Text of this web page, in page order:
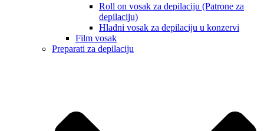
Roll on vosak za depilaciju (Patrone za
depilaciju)
Hladni vosak za depilaciju u konzervi
Film vosak
Preparati za depilaciju